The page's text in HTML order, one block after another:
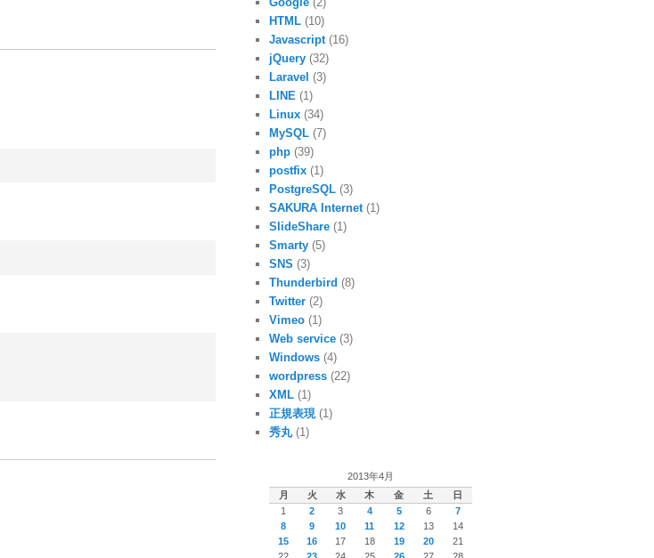
HTML (10)
Javascript (16)
jQuery (32)
Laravel (3)
LINE (1)
Linux (34)
MySQL (7)
php (39)
postfix (1)
PostgreSQL (3)
SAKURA Internet (1)
SlideShare (1)
Smarty (5)
SNS (3)
Thunderbird (8)
Twitter (2)
Vimeo (1)
Web service (3)
Windows (4)
wordpress (22)
XML (1)
正規表現 (1)
秀丸(1)
2013年4月
月
火 水 木 金 土 日
1 2 3 4 5 6
7
8
9 10 11 12 13
14
15
16 17 18 19 20
21